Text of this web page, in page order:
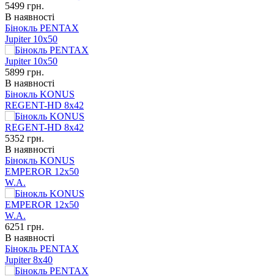
5499 грн.
В наявності
Бінокль PENTAX
Jupiter 10x50
5899 грн.
В наявності
Бінокль KONUS
REGENT-HD 8x42
5352 грн.
В наявності
Бінокль KONUS
EMPEROR 12x50
W.A.
6251 грн.
В наявності
Бінокль PENTAX
Jupiter 8x40